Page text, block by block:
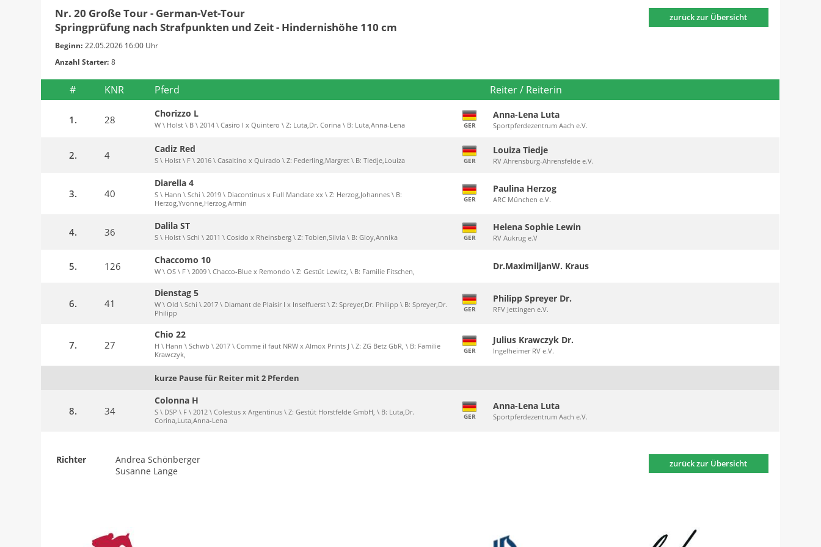
zurück zur Übersicht
Nr. 20 Große Tour - German-Vet-Tour
Springprüfung nach Strafpunkten und Zeit - Hindernishöhe 110 cm
Beginn: 22.05.2026 16:00 Uhr
Anzahl Starter: 8
# KNR Pferd Reiter / Reiterin
1. 28
Chorizzo L
W \ Holst \ B \ 2014 \ Casiro I x Quintero \ Z: Luta,Dr. Corina \ B: Luta,Anna-Lena GER
Anna-Lena Luta
Sportpferdezentrum Aach e.V.
2. 4
Cadiz Red
S \ Holst \ F \ 2016 \ Casaltino x Quirado \ Z: Federling,Margret \ B: Tiedje,Louiza GER
Louiza Tiedje
RV Ahrensburg-Ahrensfelde e.V.
3. 40
Diarella 4
S \ Hann \ Schi \ 2019 \ Diacontinus x Full Mandate xx \ Z: Herzog,Johannes \ B:
Herzog,Yvonne,Herzog,Armin
GER
Paulina Herzog
ARC München e.V.
4. 36
Dalila ST
S \ Holst \ Schi \ 2011 \ Cosido x Rheinsberg \ Z: Tobien,Silvia \ B: Gloy,Annika GER
Helena Sophie Lewin
RV Aukrug e.V
5. 126
Chaccomo 10
W \ OS \ F \ 2009 \ Chacco-Blue x Remondo \ Z: Gestüt Lewitz, \ B: Familie Fitschen, Dr.MaximiljanW. Kraus
6. 41
Dienstag 5
W \ Old \ Schi \ 2017 \ Diamant de Plaisir I x Inselfuerst \ Z: Spreyer,Dr. Philipp \ B: Spreyer,Dr.
Philipp
GER
Philipp Spreyer Dr.
RFV Jettingen e.V.
7. 27
Chio 22
H \ Hann \ Schwb \ 2017 \ Comme il faut NRW x Almox Prints J \ Z: ZG Betz GbR, \ B: Familie
Krawczyk,
GER
Julius Krawczyk Dr.
Ingelheimer RV e.V.
kurze Pause für Reiter mit 2 Pferden
8. 34
Colonna H
S \ DSP \ F \ 2012 \ Colestus x Argentinus \ Z: Gestüt Horstfelde GmbH, \ B: Luta,Dr.
Corina,Luta,Anna-Lena
GER
Anna-Lena Luta
Sportpferdezentrum Aach e.V.
zurück zur Übersicht
Richter
Andrea Schönberger
Susanne Lange